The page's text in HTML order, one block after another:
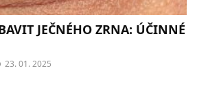
JEČNÉHO ZRNA: ÚČINNÉ
23. 01. 2025